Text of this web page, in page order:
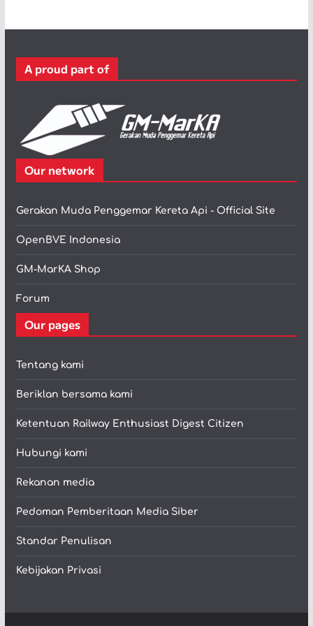
r
A proud part of
Our network
Gerakan Muda Penggemar Kereta Api - Official Site
OpenBVE Indonesia
GM-MarKA Shop
Forum
Our pages
Tentang kami
Beriklan bersama kami
Ketentuan Railway Enthusiast Digest Citizen
Hubungi kami
Rekanan media
Pedoman Pemberitaan Media Siber
Standar Penulisan
Kebijakan Privasi